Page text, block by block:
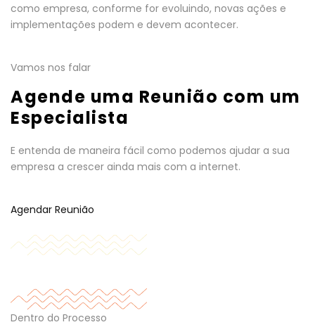
como empresa, conforme for evoluindo, novas ações e
implementações podem e devem acontecer.
Vamos nos falar
Agende uma Reunião com um
Especialista
E entenda de maneira fácil como podemos ajudar a sua
empresa a crescer ainda mais com a internet.
Agendar Reunião
Dentro do Processo